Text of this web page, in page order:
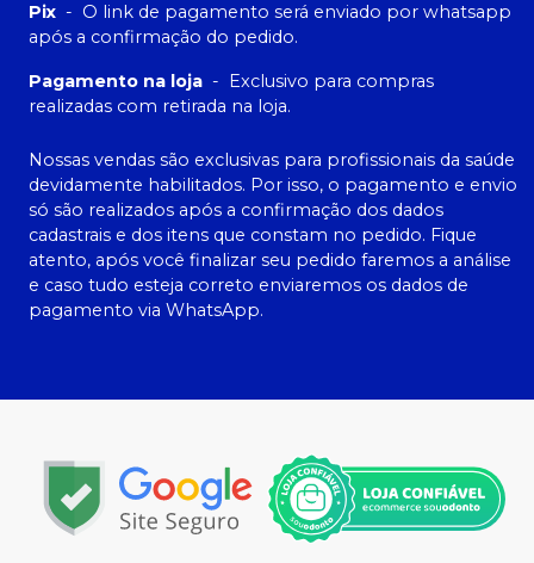
Pix - O link de pagamento será enviado por whatsapp
após a confirmação do pedido.
Pagamento na loja -
Exclusivo para compras
realizadas com retirada na loja.
Nossas vendas são exclusivas para profissionais da saúde
devidamente habilitados. Por isso, o pagamento e envio
só são realizados após a confirmação dos dados
cadastrais e dos itens que constam no pedido. Fique
atento, após você finalizar seu pedido faremos a análise
e caso tudo esteja correto enviaremos os dados de
pagamento via WhatsApp.